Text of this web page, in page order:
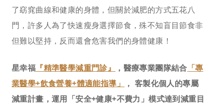
了窈窕曲線和健康的身體，但關於減肥的方式五花八
門，許多人為了快速瘦身選擇節食，殊不知盲目節食非
但難以堅持，反而還會危害我們的身體健康！
星幸福 『精準醫學減重門診』 ，醫療專業團隊結合 「專
業醫學+飲食營養+體適能指導」
， 客製化個人的專屬
減重計畫，運用「安全+健康+不費力」模式達到減重目